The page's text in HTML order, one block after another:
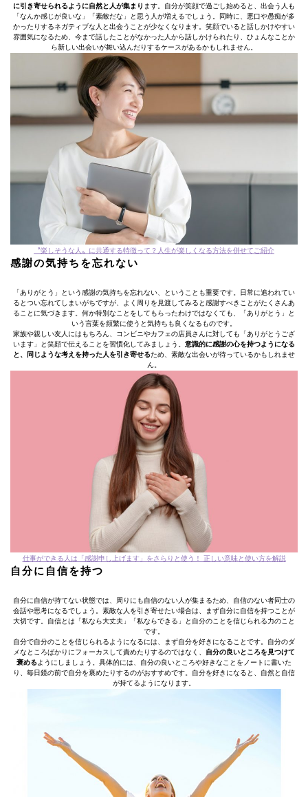
に引き寄せられるように自然と人が集まり ます。自分が笑顔で過ごし始めると、出会う人も
「なんか感じが良いな」「素敵だな」と思う人が増えるでしょう。同時に、悪口や愚痴が多
かったりするネガティブな人と出会うことが少なくなります。笑顔でいると話しかけやすい
雰囲気になるため、今まで話したことがなかった人から話しかけられたり、ひょんなことか
ら新しい出会いが舞い込んだりするケースがあるかもしれません。
〝楽しそうな人〟に共通する特徴って？人生が楽しくなる方法を併せてご紹介
感謝の気持ちを忘れない
「ありがとう」という感謝の気持ちを忘れない、ということも重要です。日常に追われてい
るとつい忘れてしまいがちですが、よく周りを見渡してみると感謝すべきことがたくさんあ
ることに気づきます。何か特別なことをしてもらったわけではなくても、「ありがとう」と
いう言葉を頻繁に使うと気持ちも良くなるものです。
家族や親しい友人にはもちろん、コンビニやカフェの店員さんに対しても「ありがとうござ
います」と笑顔で伝えることを習慣化してみましょう。 意識的に感謝の心を持つようになる
と、同じような考えを持った人を引き寄せるため、素敵な出会いが待っているかもしれませ
ん。
仕事ができる人は「感謝申し上げます」をさらりと使う！ 正しい意味と使い方を解説
自分に自信を持つ
自分に自信が持てない状態では、周りにも自信のない人が集まるため、自信のない者同士の
会話や思考になるでしょう。素敵な人を引き寄せたい場合は、まず自分に自信を持つことが
大切です。自信とは「私なら大丈夫」「私ならできる」と自分のことを信じられる力のこと
です。
自分で自分のことを信じられるようになるには、まず自分を好きになることです。自分のダ
メなところばかりにフォーカスして責めたりするのではなく、 自分の良いところを見つけて
褒めるようにしましょう。具体的には、自分の良いところや好きなことをノートに書いた
り、毎日鏡の前で自分を褒めたりするのがおすすめです。自分を好きになると、自然と自信
が持てるようになります。